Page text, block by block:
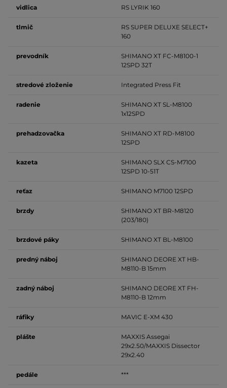
vidlica RS LYRIK 160
tlmič
RS SUPER DELUXE SELECT+
160
prevodník
SHIMANO XT FC-M8100-1
12SPD 32T
stredové zloženie Integrated Press Fit
radenie
SHIMANO XT SL-M8100
1x12SPD
prehadzovačka
SHIMANO XT RD-M8100
12SPD
kazeta
SHIMANO SLX CS-M7100
12SPD 10-51T
reťaz SHIMANO M7100 12SPD
brzdy
SHIMANO XT BR-M8120
(203/180)
brzdové páky SHIMANO XT BL-M8100
predný náboj
SHIMANO DEORE XT HB-
M8110-B 15mm
zadný náboj
SHIMANO DEORE XT FH-
M8110-B 12mm
ráfiky MAVIC E-XM 430
plášte
MAXXIS Assegai
29x2.50/MAXXIS Dissector
29x2.40
pedále ***